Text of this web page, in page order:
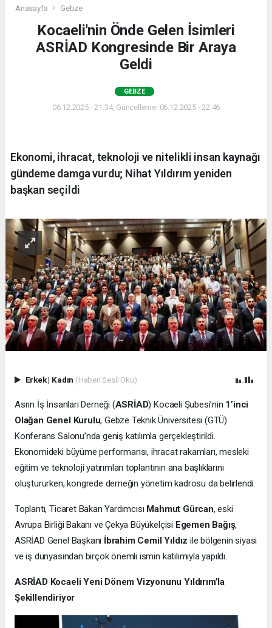
Anasayfa Gebze
Kocaeli'nin Önde Gelen İsimleri
ASRİAD Kongresinde Bir Araya
Geldi
GEBZE
06.12.2025 - 21:34, Güncelleme: 06.12.2025 - 22:46
Ekonomi, ihracat, teknoloji ve nitelikli insan kaynağı
gündeme damga vurdu; Nihat Yıldırım yeniden
başkan seçildi
Erkek| Kadın (Haberi Sesli Oku)
Asrın İş İnsanları Derneği (ASRİAD) Kocaeli Şubesi’nin 1’inci
Olağan Genel Kurulu, Gebze Teknik Üniversitesi (GTÜ)
Konferans Salonu’nda geniş katılımla gerçekleştirildi.
Ekonomideki büyüme performansı, ihracat rakamları, mesleki
eğitim ve teknoloji yatırımları toplantının ana başlıklarını
oluştururken, kongrede derneğin yönetim kadrosu da belirlendi.
Toplantı, Ticaret Bakan Yardımcısı Mahmut Gürcan, eski
Avrupa Birliği Bakanı ve Çekya Büyükelçisi Egemen Bağış,
ASRİAD Genel Başkanı İbrahim Cemil Yıldız ile bölgenin siyasi
ve iş dünyasından birçok önemli ismin katılımıyla yapıldı.
ASRİAD Kocaeli Yeni Dönem Vizyonunu Yıldırım’la
Şekillendiriyor